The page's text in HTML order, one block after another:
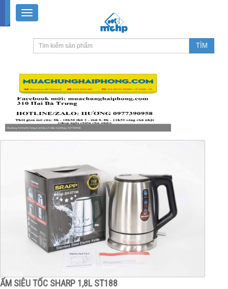
Muachung 310 Hai Bà Trưng (Cát Dài), Lê Chân, Hải Phòng / 0977390958
ẤM SIÊU TỐC SHARP 1,8L ST188